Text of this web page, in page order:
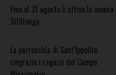
Fino al 31 agosto è attiva la mensa
SOStengo
La parrocchia di Sant’Ippolito
ringrazia i ragazzi del Campo